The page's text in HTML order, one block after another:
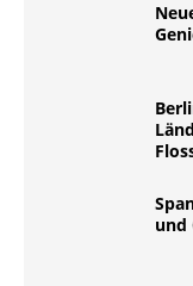
und